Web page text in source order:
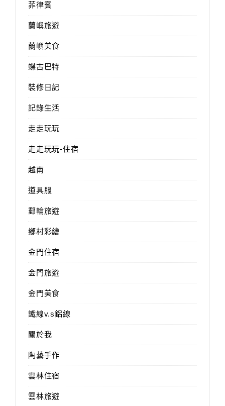
菲律賓
蘭嶼旅遊
蘭嶼美食
蝶古巴特
裝修日記
記錄生活
走走玩玩
走走玩玩-住宿
越南
道具服
郵輪旅遊
鄉村彩繪
金門住宿
金門旅遊
金門美食
鐵線v.s鋁線
關於我
陶藝手作
雲林住宿
雲林旅遊